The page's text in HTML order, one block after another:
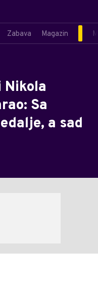
Zabava Magazin
Nikola
Sa
a sad